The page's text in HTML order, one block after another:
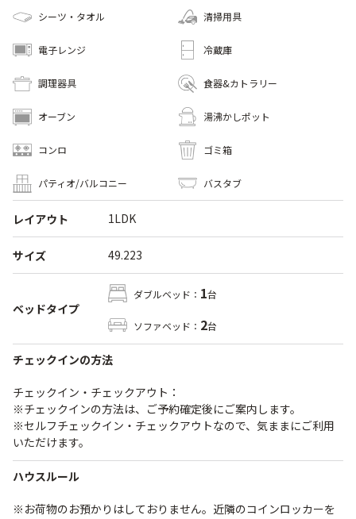
シーツ・タオル 清掃用具
電子レンジ 冷蔵庫
調理器具 食器&カトラリー
オーブン 湯沸かしポット
コンロ ゴミ箱
パティオ/バルコニー バスタブ
レイアウト 1LDK
サイズ 49.223
ベッドタイプ
ダブルベッド： 1台
ソファベッド： 2台
チェックインの方法
チェックイン・チェックアウト：
※チェックインの方法は、ご予約確定後にご案内します。
※セルフチェックイン・チェックアウトなので、気ままにご利用
いただけます。
ハウスルール
※お荷物のお預かりはしておりません。近隣のコインロッカーを